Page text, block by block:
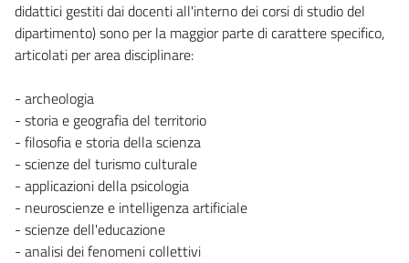
didattici gestiti dai docenti all'interno dei corsi di studio del
dipartimento) sono per la maggior parte di carattere specifico,
articolati per area disciplinare:
- archeologia
- storia e geografia del territorio
- filosofia e storia della scienza
- scienze del turismo culturale
- applicazioni della psicologia
- neuroscienze e intelligenza artificiale
- scienze dell'educazione
- analisi dei fenomeni collettivi